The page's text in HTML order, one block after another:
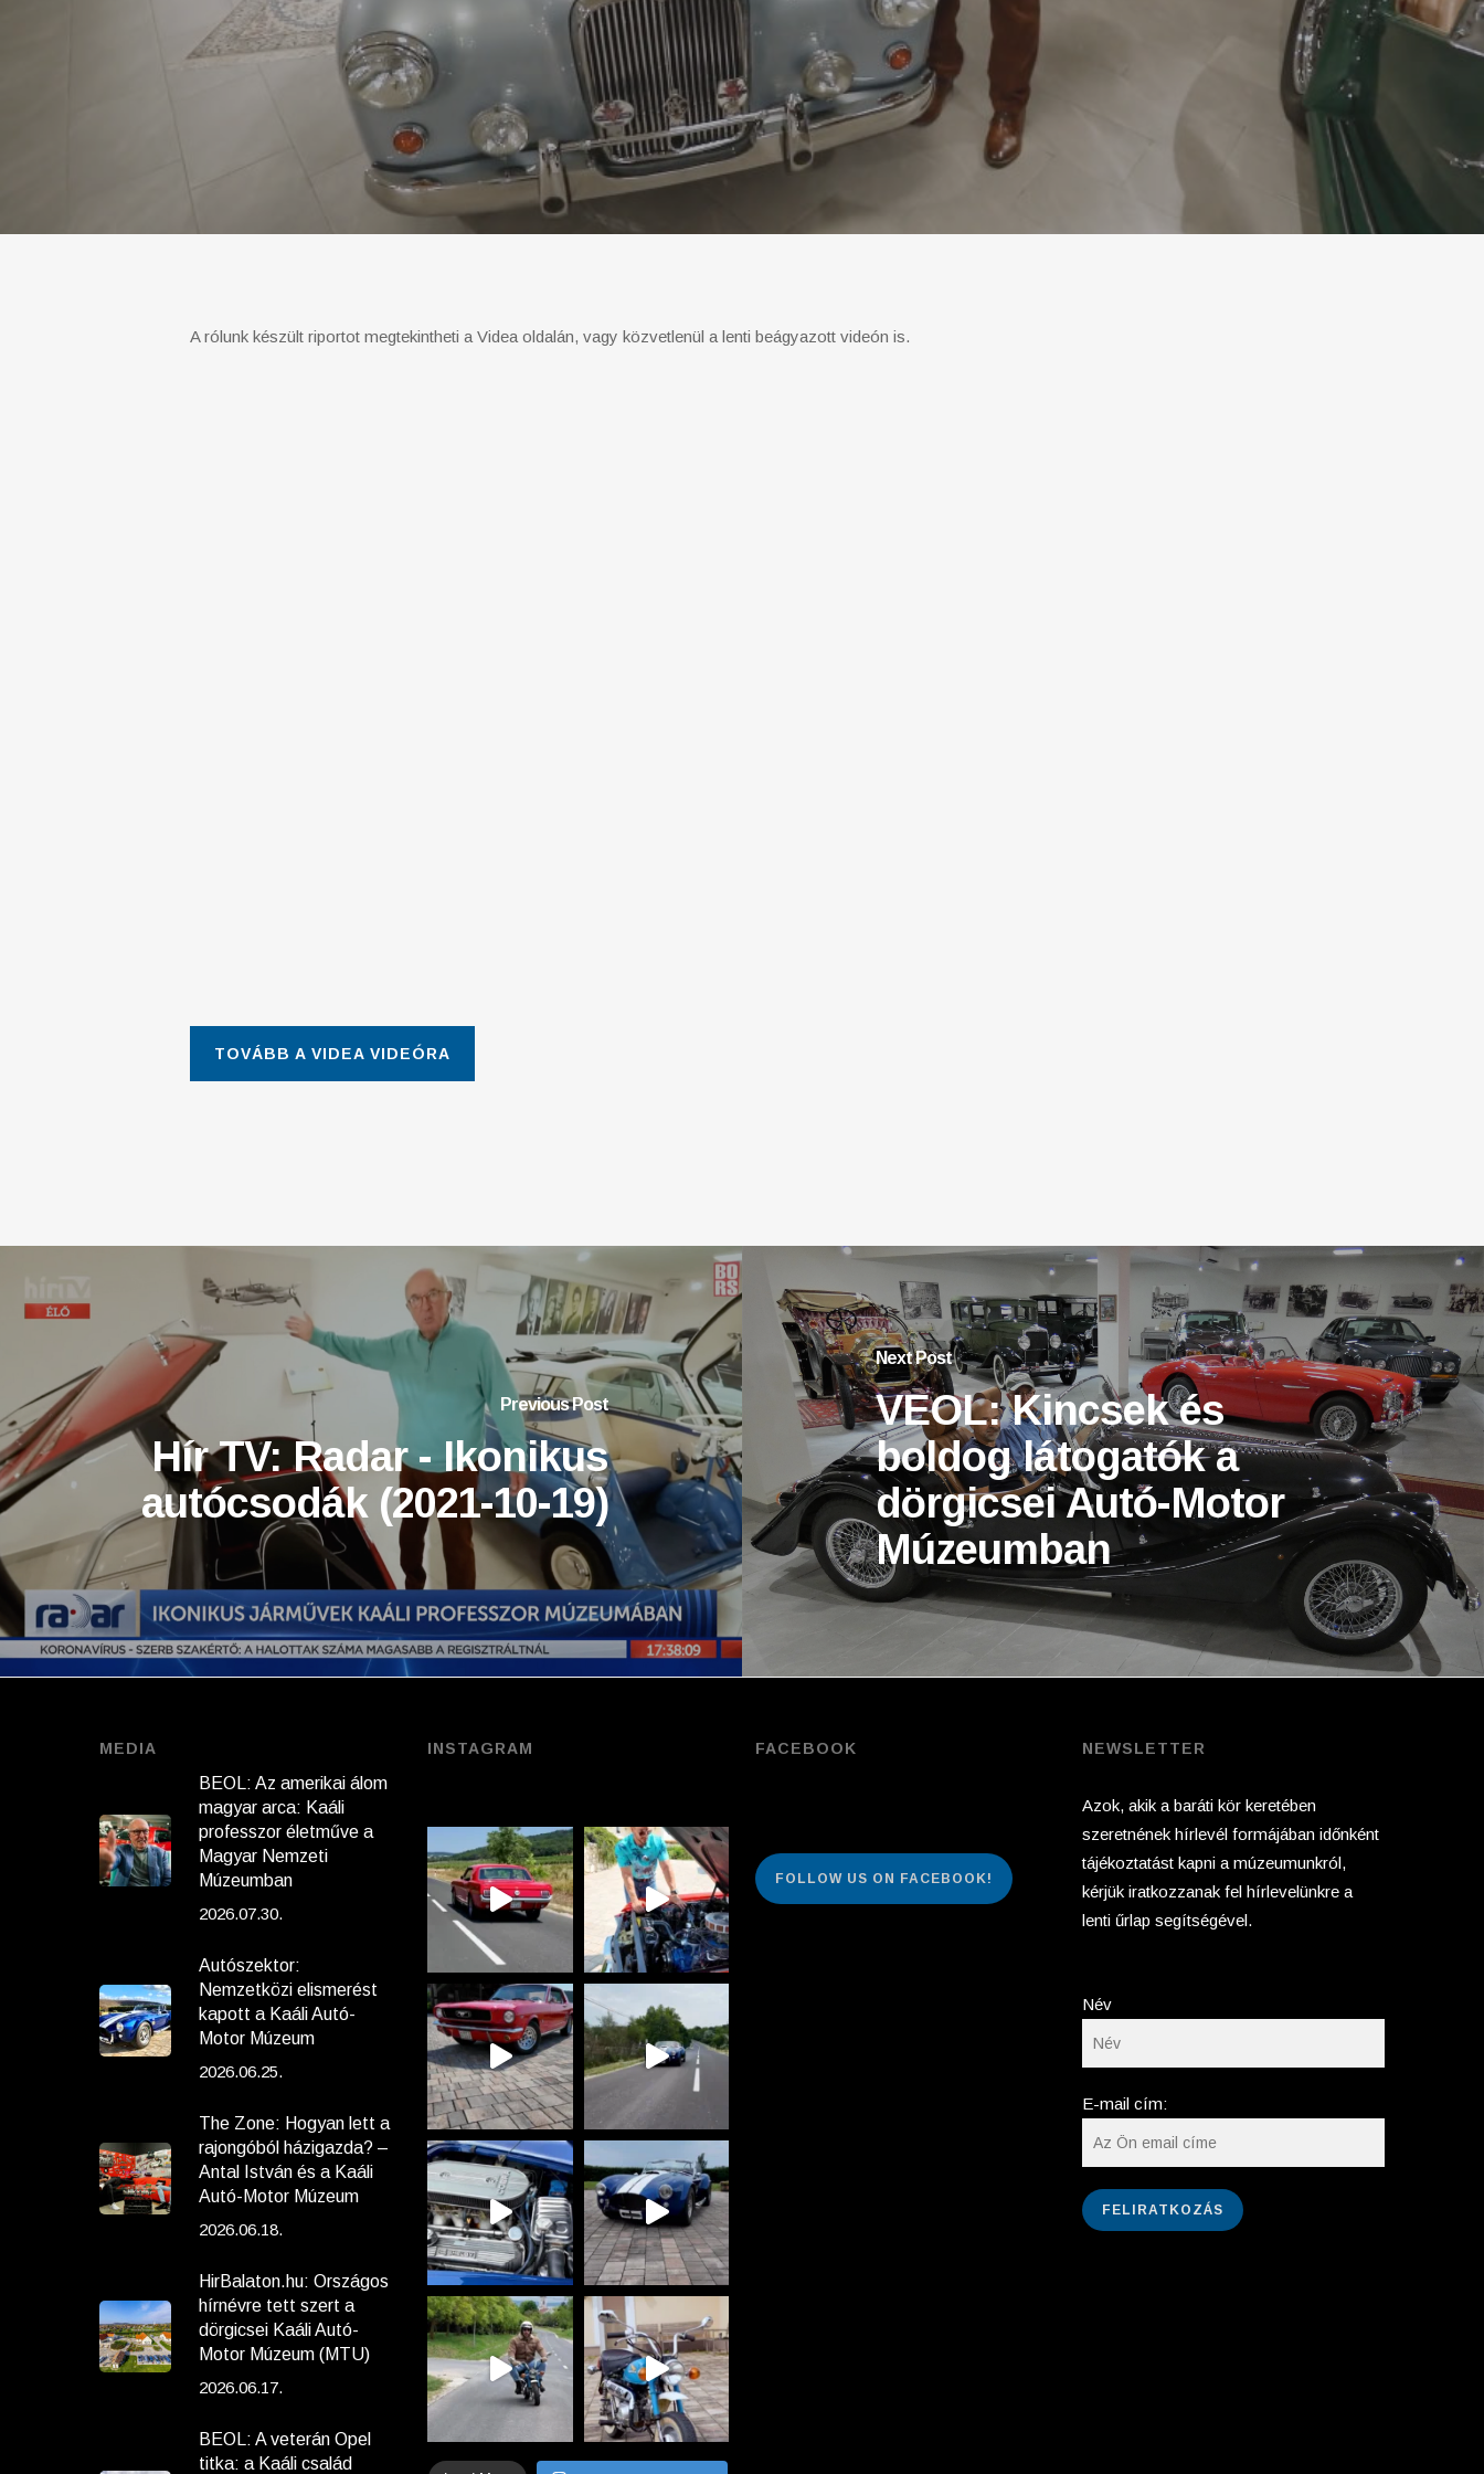
A rólunk készült riportot megtekintheti a Videa oldalán, vagy közvetlenül a lenti beágyazott videón is.
TOVÁBB A VIDEA VIDEÓRA
Previous Post
Hír TV: Radar - Ikonikus
autócsodák (2021-10-19)
Next Post
VEOL: Kincsek és
boldog látogatók a
dörgicsei Autó-Motor
Múzeumban
MEDIA
BEOL: Az amerikai álom
magyar arca: Kaáli
professzor életműve a
Magyar Nemzeti
Múzeumban
2026.07.30.
Autószektor:
Nemzetközi elismerést
kapott a Kaáli Autó-
Motor Múzeum
2026.06.25.
The Zone: Hogyan lett a
rajongóból házigazda? –
Antal István és a Kaáli
Autó-Motor Múzeum
2026.06.18.
HirBalaton.hu: Országos
hírnévre tett szert a
dörgicsei Kaáli Autó-
Motor Múzeum (MTU)
2026.06.17.
BEOL: A veterán Opel
titka: a Kaáli család
INSTAGRAM FACEBOOK
FOLLOW US ON FACEBOOK!
NEWSLETTER
Azok, akik a baráti kör keretében
szeretnének hírlevél formájában időnként
tájékoztatást kapni a múzeumunkról,
kérjük iratkozzanak fel hírlevelünkre a
lenti űrlap segítségével.
Név
E-mail cím: